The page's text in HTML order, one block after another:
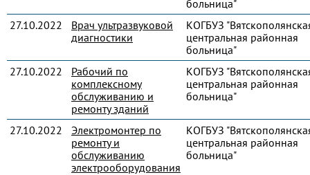
больница"
27.10.2022
Врач ультразвуковой
диагностики
КОГБУЗ
центральная районная
больница"
27.10.2022
Рабочий по
комплексному
обслуживанию и
ремонту зданий
КОГБУЗ
центральная районная
больница"
27.10.2022
Электромонтер по
ремонту и
обслуживанию
электрооборудования
КОГБУЗ
центральная районная
больница"